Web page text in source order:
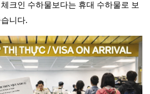
크인 수하물보다는 휴대 수하물로 보
니다.